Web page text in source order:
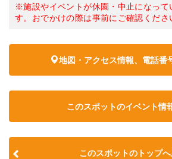
※施設やイベントが休園・中止になって
す。おでかけの際は事前にご確認くださ
地図・アクセス情報、電話番
このスポットのイベント情
このスポットのトップ